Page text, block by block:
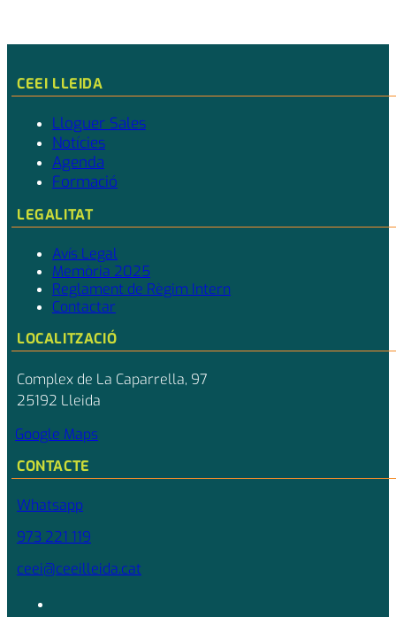
CEEI LLEIDA
Lloguer Sales
Notícies
Agenda
Formació
LEGALITAT
Avís Legal
Memòria 2025
Reglament de Règim Intern
Contactar
LOCALITZACIÓ
Complex de La Caparrella, 97
25192 Lleida
Google Maps
CONTACTE
Whatsapp
973 221 119
ceei@ceeilleida.cat